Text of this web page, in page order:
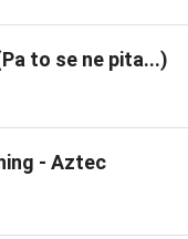
to se ne pita...)
- Aztec